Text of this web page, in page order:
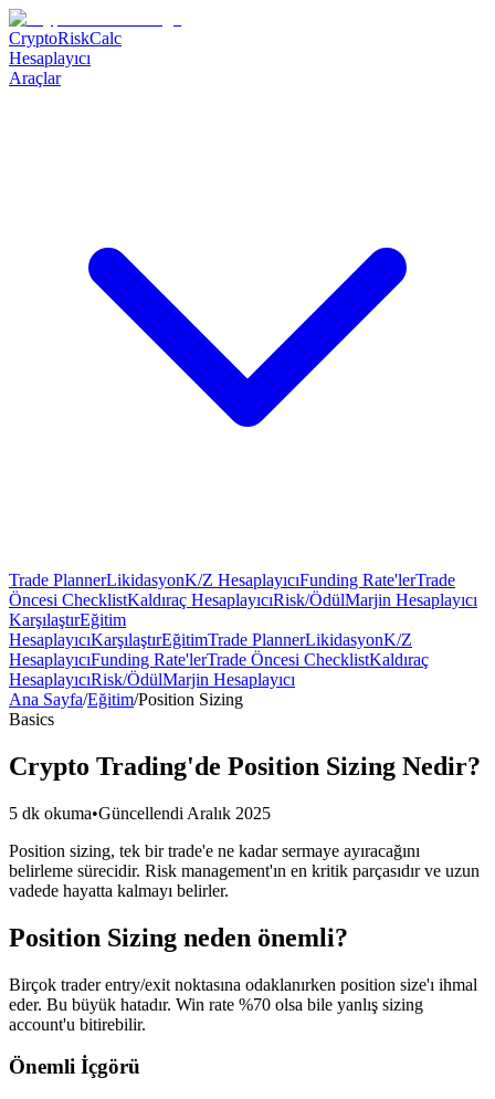
CryptoRiskCalc
Hesaplayıcı
Araçlar
Trade PlannerLikidasyonK/Z HesaplayıcıFunding Rate'lerTrade
Öncesi ChecklistKaldıraç HesaplayıcıRisk/ÖdülMarjin Hesaplayıcı
KarşılaştırEğitim
HesaplayıcıKarşılaştırEğitimTrade PlannerLikidasyonK/Z
HesaplayıcıFunding Rate'lerTrade Öncesi ChecklistKaldıraç
HesaplayıcıRisk/ÖdülMarjin Hesaplayıcı
Ana Sayfa/Eğitim/Position Sizing
Basics
Crypto Trading'de Position Sizing Nedir?
5 dk okuma•Güncellendi Aralık 2025
Position sizing, tek bir trade'e ne kadar sermaye ayıracağını
belirleme sürecidir. Risk management'ın en kritik parçasıdır ve uzun
vadede hayatta kalmayı belirler.
Position Sizing neden önemli?
Birçok trader entry/exit noktasına odaklanırken position size'ı ihmal
eder. Bu büyük hatadır. Win rate %70 olsa bile yanlış sizing
account'u bitirebilir.
Önemli İçgörü